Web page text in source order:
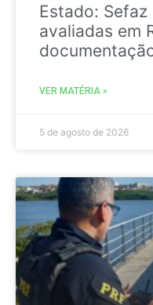
Estado:
avaliadas em
VER MATÉRIA »
5 de agosto de 2026